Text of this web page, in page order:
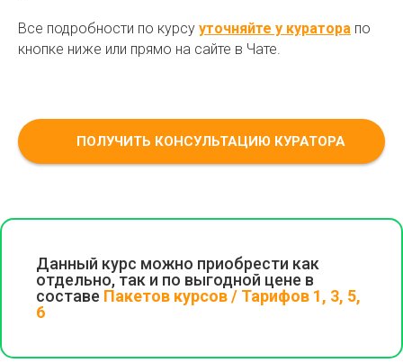
Все подробности по курсу уточняйте у куратора по
кнопке ниже или прямо на сайте в Чате.
ПОЛУЧИТЬ КОНСУЛЬТАЦИЮ КУРАТОРА
Данный курс можно приобрести как
отдельно, так и по выгодной цене в
составе Пакетов курсов / Тарифов 1, 3, 5,
6